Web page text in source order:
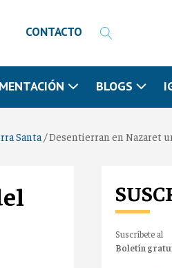
CONTACTO
BLOGS
Santa /Desentierran en Nazaret
Suscríbete al
Boletín